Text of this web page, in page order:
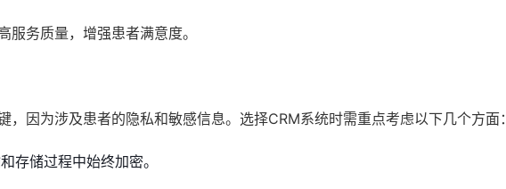
务质量，增强患者满意度。
，因为涉及患者的隐私和敏感信息。选择CRM系统时需重点考虑以下几个方面：
存储过程中始终加密。